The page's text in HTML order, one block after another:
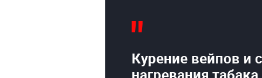
Курение вейпов и